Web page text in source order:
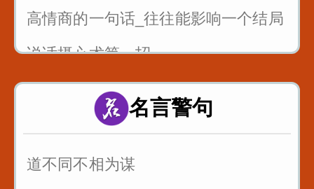
高情商的一句话_往往能影响一个结局
说话摄心术第一招
一个脏字不说_如何回怼别人
一开口说话让别人喜欢你
别人夸你_如何巧妙回答_而不是阿谀
名言警句
道不同不相为谋